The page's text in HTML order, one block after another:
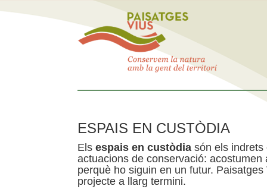
ESPAIS EN CUSTÒDIA
Els espais en custòdia són els indrets
actuacions de conservació:
perquè ho siguin en un futur.
projecte a llarg termini.